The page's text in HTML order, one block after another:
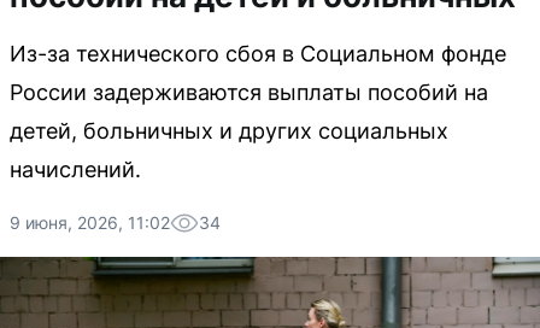
Из-за технического сбоя в Социальном фонде
России задерживаются выплаты пособий на
детей, больничных и других социальных
начислений.
9 июня, 2026, 11:02 34